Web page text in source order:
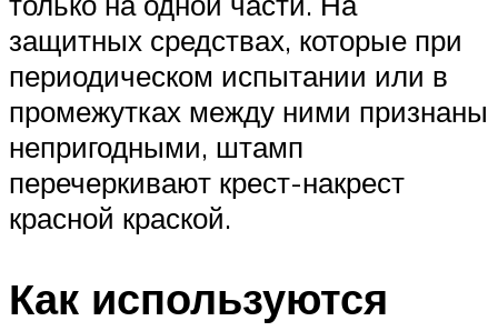
защитных средствах, которые при
периодическом испытании или в
промежутках между ними признаны
непригодными, штамп
перечеркивают крест-накрест
красной краской.
Как используются